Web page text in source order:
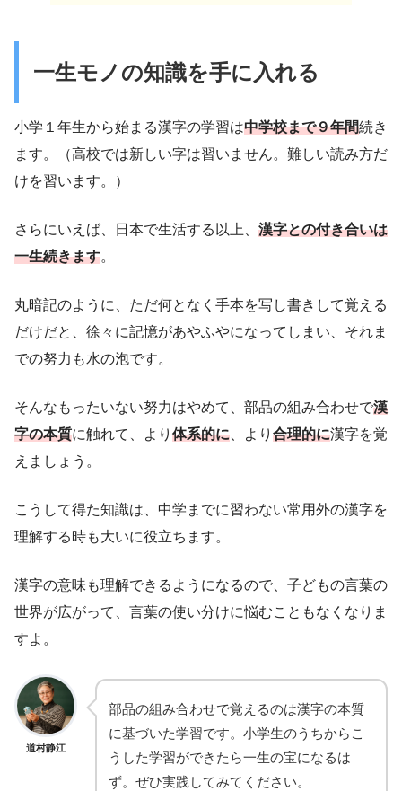
一生モノの知識を手に入れる
小学１年生から始まる漢字の学習は中学校まで９年間続き
ます。（高校では新しい字は習いません。難しい読み方だ
けを習います。）
さらにいえば、日本で生活する以上、 漢字との付き合いは
一生続きます。
丸暗記のように、ただ何となく手本を写し書きして覚える
だけだと、徐々に記憶があやふやになってしまい、それま
での努力も水の泡です。
そんなもったいない努力はやめて、部品の組み合わせで漢
字の本質に触れて、より 体系的に、より 合理的に漢字を覚
えましょう。
こうして得た知識は、中学までに習わない常用外の漢字を
理解する時も大いに役立ちます。
漢字の意味も理解できるようになるので、子どもの言葉の
世界が広がって、言葉の使い分けに悩むこともなくなりま
すよ。
道村静江
部品の組み合わせで覚えるのは漢字の本質
に基づいた学習です。小学生のうちからこ
うした学習ができたら一生の宝になるは
ず。ぜひ実践してみてください。